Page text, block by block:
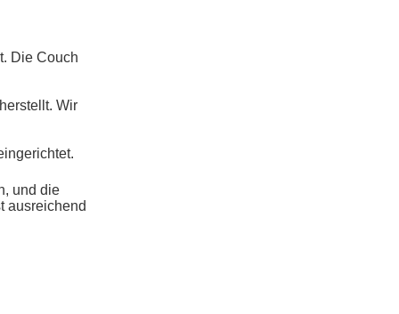
Die Couch
Wir
und die
ausreichend